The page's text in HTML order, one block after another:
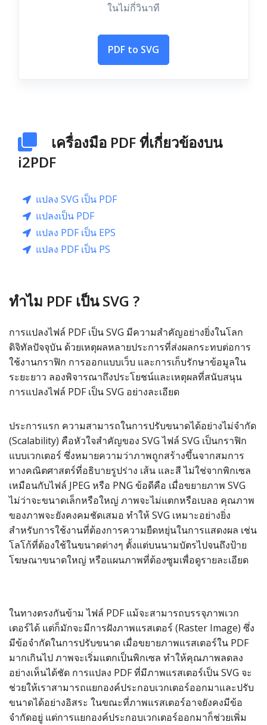
ในไม่กี่วินาที
PDF to SVG
เครื่องมือ PDF ที่เกี่ยวข้องบน
i2PDF
แปลง SVG เป็น PDF
แปลงเป็น PDF
แปลง PDF เป็น EPS
แปลง PDF เป็น PS
ทำไม PDF เป็น SVG ?
การแปลงไฟล์ PDF เป็น SVG มีความสำคัญอย่างยิ่งในโลก
ดิจิทัลปัจจุบัน ด้วยเหตุผลหลายประการที่ส่งผลกระทบต่อการ
ใช้งานกราฟิก การออกแบบเว็บ และการเก็บรักษาข้อมูลใน
ระยะยาว ลองพิจารณาถึงประโยชน์และเหตุผลที่สนับสนุน
การแปลงไฟล์ PDF เป็น SVG อย่างละเอียด
ประการแรก ความสามารถในการปรับขนาดได้อย่างไม่จำกัด
(Scalability) คือหัวใจสำคัญของ SVG ไฟล์ SVG เป็นกราฟิก
แบบเวกเตอร์ ซึ่งหมายความว่าภาพถูกสร้างขึ้นจากสมการ
ทางคณิตศาสตร์ที่อธิบายรูปร่าง เส้น และสี ไม่ใช่จากพิกเซล
เหมือนกับไฟล์ JPEG หรือ PNG ข้อดีคือ เมื่อขยายภาพ SVG
ไม่ว่าจะขนาดเล็กหรือใหญ่ ภาพจะไม่แตกหรือเบลอ คุณภาพ
ของภาพจะยังคงคมชัดเสมอ ทำให้ SVG เหมาะอย่างยิ่ง
สำหรับการใช้งานที่ต้องการความยืดหยุ่นในการแสดงผล เช่น
โลโก้ที่ต้องใช้ในขนาดต่างๆ ตั้งแต่บนนามบัตรไปจนถึงป้าย
โฆษณาขนาดใหญ่ หรือแผนภาพที่ต้องซูมเพื่อดูรายละเอียด
ในทางตรงกันข้าม ไฟล์ PDF แม้จะสามารถบรรจุภาพเวก
เตอร์ได้ แต่ก็มักจะมีการฝังภาพแรสเตอร์ (Raster Image) ซึ่ง
มีข้อจำกัดในการปรับขนาด เมื่อขยายภาพแรสเตอร์ใน PDF
มากเกินไป ภาพจะเริ่มแตกเป็นพิกเซล ทำให้คุณภาพลดลง
อย่างเห็นได้ชัด การแปลง PDF ที่มีภาพแรสเตอร์เป็น SVG จะ
ช่วยให้เราสามารถแยกองค์ประกอบเวกเตอร์ออกมาและปรับ
ขนาดได้อย่างอิสระ ในขณะที่ภาพแรสเตอร์อาจยังคงมีข้อ
จำกัดอยู่ แต่การแยกองค์ประกอบเวกเตอร์ออกมาก็ช่วยเพิ่ม